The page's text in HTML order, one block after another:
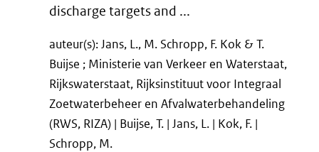
discharge targets and ...
auteur(s): Jans, L., M. Schropp, F. Kok & T.
Buijse ; Ministerie van Verkeer en Waterstaat,
Rijkswaterstaat, Rijksinstituut voor Integraal
Zoetwaterbeheer en Afvalwaterbehandeling
(RWS, RIZA) | Buijse, T. | Jans, L. | Kok, F. |
Schropp, M.